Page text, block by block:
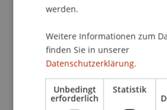
Beteiligte Einrichtungen
Lehrstuhl für
und Digitalisierung
Liechtenstein Business Law
werden.
Weitere Informationen zum
finden Sie in unserer
Datenschutzerklärung.
Unbedingt
erforderlich
Statistik